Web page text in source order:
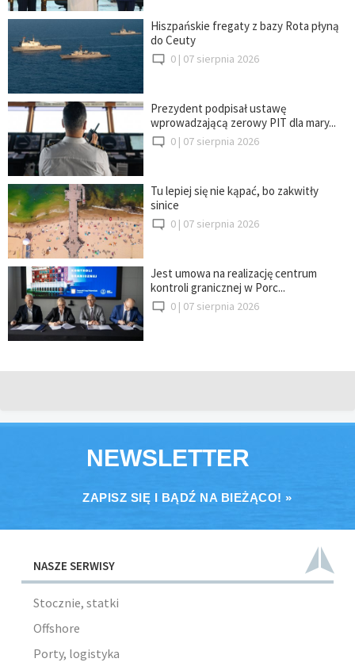
Hiszpańskie fregaty z bazy Rota płyną
do Ceuty
0 | 07 sierpnia 2026
Prezydent podpisał ustawę
wprowadzającą zerowy PIT dla mary...
0 | 07 sierpnia 2026
Tu lepiej się nie kąpać, bo zakwitły
sinice
0 | 07 sierpnia 2026
Jest umowa na realizację centrum
kontroli granicznej w Porc...
0 | 07 sierpnia 2026
NEWSLETTER
ZAPISZ SIĘ I BĄDŹ NA BIEŻĄCO! »
NASZE SERWISY
Stocznie, statki
Offshore
Porty, logistyka